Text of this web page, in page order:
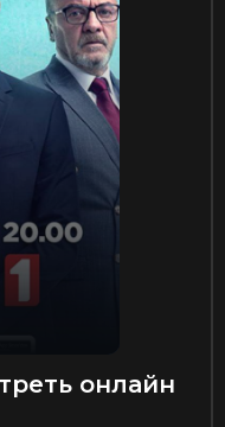
онлайн